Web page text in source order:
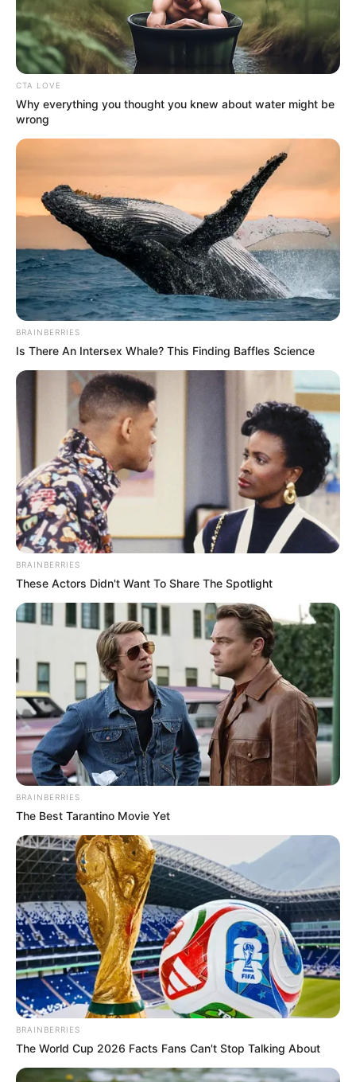
¿Le bloquearon el WhatsApp? No se
asuste, así puede recuperar su cuenta
RISARALDA
Docente estadounidense
espiaba con cámaras los
baños de un colegio en
Colombia
Santander 2026: talleres,
exposiciones y actividades
hasta el 16 de agosto
CAPTURAS
Engañó a 15 mujeres con
empleo falso y les exigía
millones por fotos íntimas
EXTORSIÓN
Cayó una mujer en
Venecia, Antioquia, por
chantajear a un policía con
videos íntimos: exigía
dinero para no publicarlos
PARANORMAL
Miedo en La Santamaría:
el fantasma que apareció
FOTOS
Capturan a un hombre por
exigir dinero a cambio de
no difundir imágenes
íntimas de una mujer en
Cartagena
NOTICIAS ATLÁNTICO
Mira al Centro regresa a
Puerto Colombia para
celebrar sus 20 años con
CTA LOVE
Why everything you thought you knew about water might be
wrong
BRAINBERRIES
Is There An Intersex Whale? This Finding Baffles Science
BRAINBERRIES
These Actors Didn't Want To Share The Spotlight
BRAINBERRIES
The Best Tarantino Movie Yet
BRAINBERRIES
The World Cup 2026 Facts Fans Can't Stop Talking About